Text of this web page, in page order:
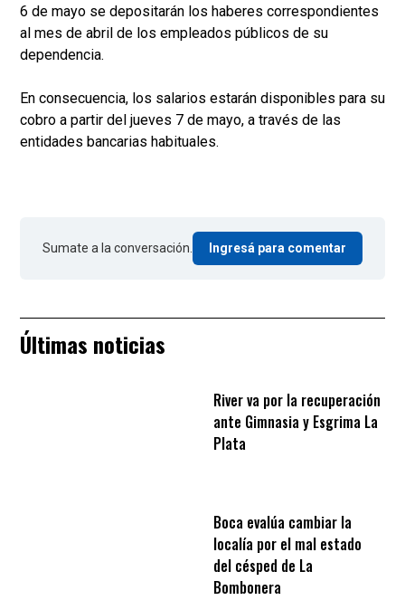
6 de mayo se depositarán los haberes correspondientes
al mes de abril de los empleados públicos de su
dependencia.
En consecuencia, los salarios estarán disponibles para su
cobro a partir del jueves 7 de mayo, a través de las
entidades bancarias habituales.
Sumate a la conversación. Ingresá para comentar
Últimas noticias
River va por la recuperación
ante Gimnasia y Esgrima La
Plata
Boca evalúa cambiar la
localía por el mal estado
del césped de La
Bombonera